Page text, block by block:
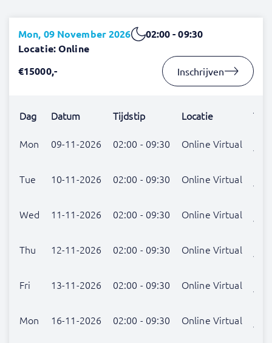
Mon, 09 November 2026
02:00 - 09:30
Locatie: Online
€15000,-
Inschrijven
Dag Datum Tijdstip Locatie
Mon 09-11-2026 02:00 - 09:30 Online Virtual
Tue 10-11-2026 02:00 - 09:30 Online Virtual
Wed 11-11-2026 02:00 - 09:30 Online Virtual
Thu 12-11-2026 02:00 - 09:30 Online Virtual
Fri 13-11-2026 02:00 - 09:30 Online Virtual
Mon 16-11-2026 02:00 - 09:30 Online Virtual